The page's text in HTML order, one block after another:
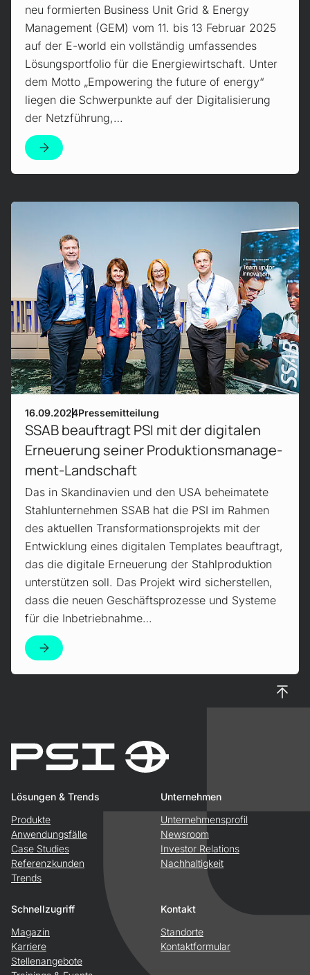
neu formierten Business Unit Grid & Energy
Management (GEM) vom 11. bis 13 Februar 2025
auf der E-world ein vollständig umfassendes
Lösungsportfolio für die Energiewirtschaft. Unter
dem Motto „Empowering the future of energy“
liegen die Schwerpunkte auf der Digitalisierung
der Netzführung,…
16.09.2024Pressemitteilung
SSAB beauftragt PSI mit der digitalen
Erneuerung seiner Produktions­manage­
ment-Land­schaft
Das in Skandinavien und den USA beheimatete
Stahlunternehmen SSAB hat die PSI im Rahmen
des aktuellen Transformationsprojekts mit der
Entwicklung eines digitalen Templates beauftragt,
das die digitale Erneuerung der Stahlproduktion
unterstützen soll. Das Projekt wird sicherstellen,
dass die neuen Geschäftsprozesse und Systeme
für die Inbetriebnahme…
Lösungen & Trends
Produkte
Anwendungsfälle
Case Studies
Referenzkunden
Trends
Unternehmen
Unternehmensprofil
Newsroom
Investor Relations
Nachhaltigkeit
Schnellzugriff
Magazin
Karriere
Stellenangebote
Kontakt
Standorte
Kontaktformular
Nach